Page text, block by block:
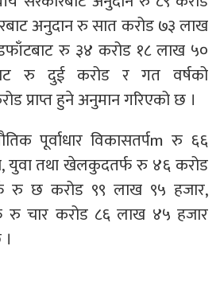
अनुदान रु सात करोड ७३ लाख
रु ३४ करोड १८ लाख ५०
रु दुई करोड र गत वर्षको
प्राप्त हुने अनुमान गरिएको छ ।
पूर्वाधार विकासतर्पm रु ६६
युवा तथा खेलकुदतर्फ रु ४६ करोड
रु छ करोड ९९ लाख ९५ हजार,
रु चार करोड ८६ लाख ४५ हजार